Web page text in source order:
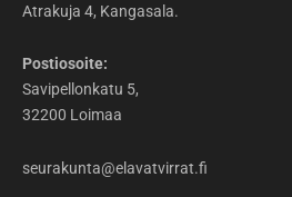
Atrakuja 4, Kangasala.
Postiosoite:
Savipellonkatu 5,
32200 Loimaa
seurakunta@elavatvirrat.fi